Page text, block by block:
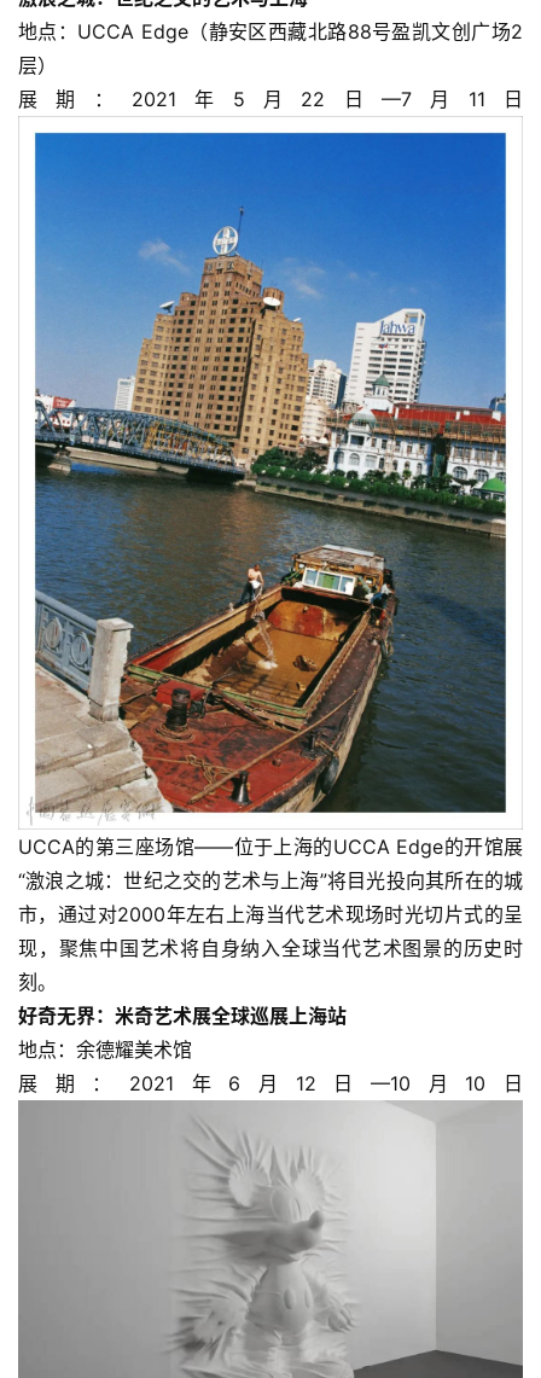
展览通过“红色的光辉”“民国与解放初期”“陶瓷美术家”“当代
​​激浪之城：世纪之交的艺术与上海
地点：UCCA Edge（静安区西藏北路88号盈凯文创广场2
展期：2021年5月22日—7月11日
UCCA的第三座场馆——位于上海的UCCA Edge的开馆展
“激浪之城：世纪之交的艺术与上海”将目光投向其所在的城
市，通过对2000年左右上海当代艺术现场时光切片式的呈
现，聚焦中国艺术将自身纳入全球当代艺术图景的历史时
好奇无界：米奇艺术展全球巡展上海站
地点：余德耀美术馆
展期：2021年6月12日—10月10日